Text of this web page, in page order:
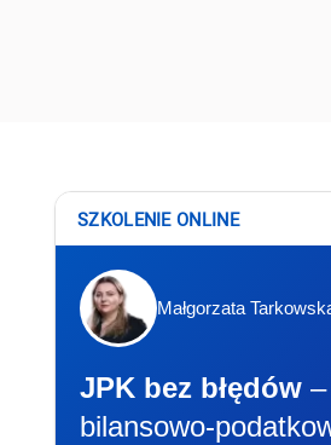
SZKOLENIE ONLINE
Małgorzata
JPK bez błędów
bilansowo-